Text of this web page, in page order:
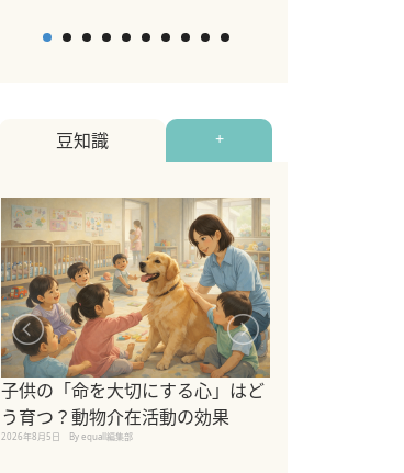
豆知識 +
子供の「命を大切にする心」はど
う育つ？動物介在活動の効果
2026年8月5日 By equall編集部